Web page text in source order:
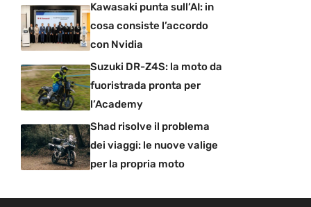
Kawasaki punta sull’AI: in
cosa consiste l’accordo
con Nvidia
Suzuki DR-Z4S: la moto da
fuoristrada pronta per
l’Academy
Shad risolve il problema
dei viaggi: le nuove valige
per la propria moto